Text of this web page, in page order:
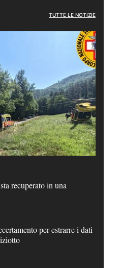
TUTTE LE NOTIZIE
recuperato in una
per estrarre i dati